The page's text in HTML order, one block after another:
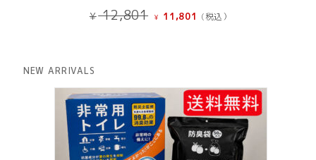
¥12,801
元
で
し
た。
¥ 11,801 現
¥ 11,801
で
す。
(税込）
NEW ARRIVALS